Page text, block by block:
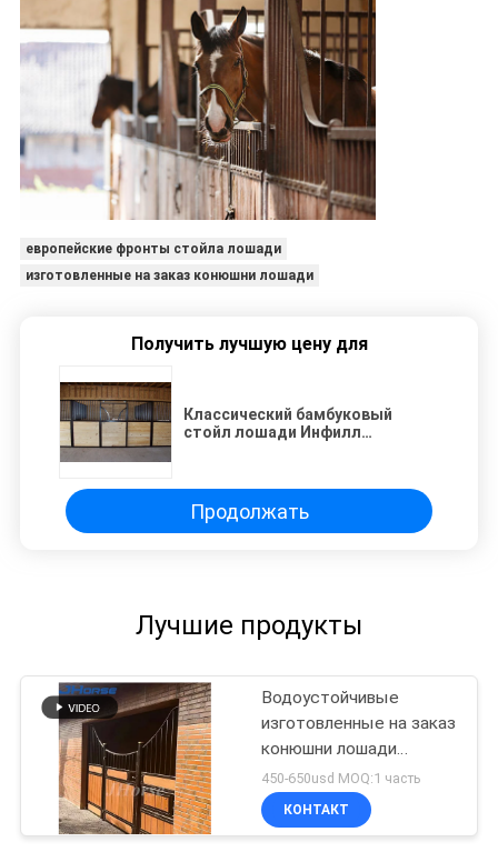
европейские фронты стойла лошади
изготовленные на заказ конюшни лошади
Получить лучшую цену для
Классический бамбуковый
стойл лошади Инфилл
Продолжать
Лучшие продукты
Водоустойчивые
изготовленные на заказ
конюшни лошади
покрывая дверь
фронтов стойла лошади
стабилизированную
450-650usd MOQ:1 часть
КОНТАКТ